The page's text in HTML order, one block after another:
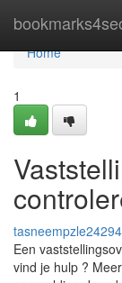
Home
Home
1
Een
vind je hulp ?